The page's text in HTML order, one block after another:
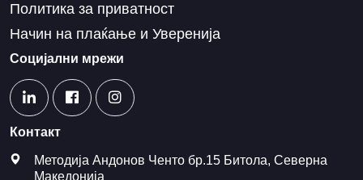
Политика за приватност
Начин на плаќање и Уверенија
Социјални мрежи
Контакт
Методија Андонов Ченто бр.15 Битола, Северна
Македонија